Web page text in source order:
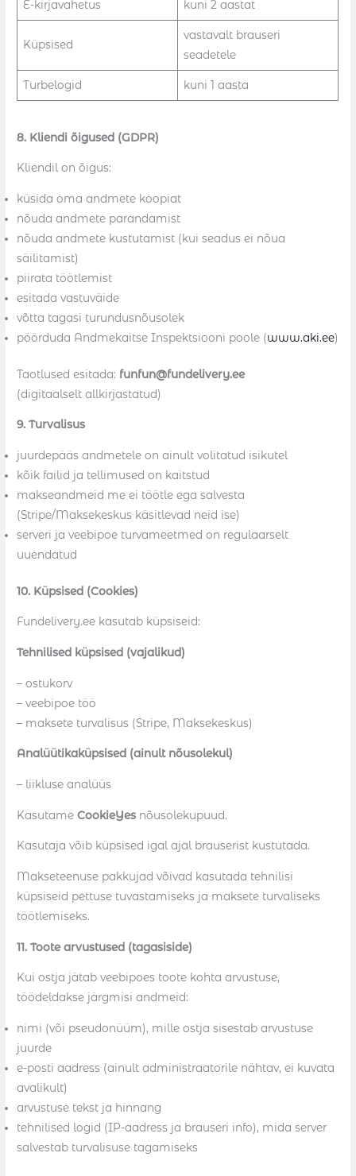
E-kirjavahetus kuni 2 aastat
Küpsised
vastavalt brauseri
seadetele
Turbelogid kuni 1 aasta
8. Kliendi õigused (GDPR)
Kliendil on õigus:
küsida oma andmete koopiat
nõuda andmete parandamist
nõuda andmete kustutamist (kui seadus ei nõua
säilitamist)
piirata töötlemist
esitada vastuväide
võtta tagasi turundusnõusolek
pöörduda Andmekaitse Inspektsiooni poole (www.aki.ee)
Taotlused esitada: funfun@fundelivery.ee
(digitaalselt allkirjastatud)
9. Turvalisus
juurdepääs andmetele on ainult volitatud isikutel
kõik failid ja tellimused on kaitstud
makseandmeid me ei töötle ega salvesta
(Stripe/Maksekeskus käsitlevad neid ise)
serveri ja veebipoe turvameetmed on regulaarselt
uuendatud
10. Küpsised (Cookies)
Fundelivery.ee kasutab küpsiseid:
Tehnilised küpsised (vajalikud)
– ostukorv
– veebipoe töö
– maksete turvalisus (Stripe, Maksekeskus)
Analüütikaküpsised (ainult nõusolekul)
– liikluse analüüs
KasutameCookieYes nõusolekupuud.
Kasutaja võib küpsised igal ajal brauserist kustutada.
Makseteenuse pakkujad võivad kasutada tehnilisi
küpsiseid pettuse tuvastamiseks ja maksete turvaliseks
töötlemiseks.
11. Toote arvustused (tagasiside)
Kui ostja jätab veebipoes toote kohta arvustuse,
töödeldakse järgmisi andmeid:
nimi (või pseudonüüm), mille ostja sisestab arvustuse
juurde
e-posti aadress (ainult administraatorile nähtav, ei kuvata
avalikult)
arvustuse tekst ja hinnang
tehnilised logid (IP-aadress ja brauseri info), mida server
salvestab turvalisuse tagamiseks